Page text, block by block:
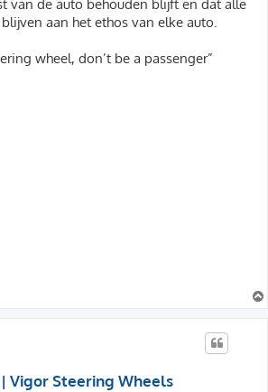
van de auto behouden blijft en dat alle
aan het ethos van elke auto.
wheel, don’t be a passenger”
Vigor Steering Wheels